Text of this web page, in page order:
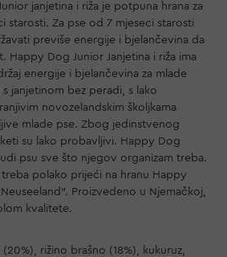
janjetina i riža je potpuna hrana za
starosti. Za pse od 7 mjeseci starosti
previše energije i bjelančevina da
Happy Dog Junior Janjetina i riža ima
energije i bjelančevina za mlade
janjetinom bez peradi, s lako
novozelandskim školjkama
mlade pse. Zbog jedinstvenog
su lako probavljivi. Happy Dog
psu sve što njegov organizam treba.
treba polako prijeći na hranu Happy
Proizvedeno u Njemačkoj,
kvalitete.
rižino brašno (18%), kukuruz,